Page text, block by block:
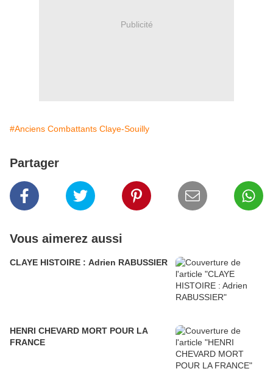
Publicité
#Anciens Combattants Claye-Souilly
Partager
Vous aimerez aussi
CLAYE HISTOIRE : Adrien RABUSSIER
HENRI CHEVARD MORT POUR LA
FRANCE